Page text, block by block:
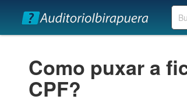
Como puxar a
CPF?